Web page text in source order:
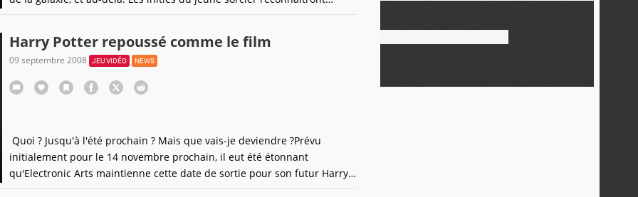
certainement certains passages de la vidéo, chose que je suis incapable
Harry Potter repoussé comme le film
09 septembre 2008 JEU VIDÉO NEWS
Quoi ? Jusqu'à l'été prochain ? Mais que vais-je deviendre ?Prévu
initialement pour le 14 novembre prochain, il eut été étonnant
qu'Electronic Arts maintienne cette date de sortie pour son futur Harry
Potter et le Prince de Sang Mêlé. Pourquoi ? Parce que vous le savez